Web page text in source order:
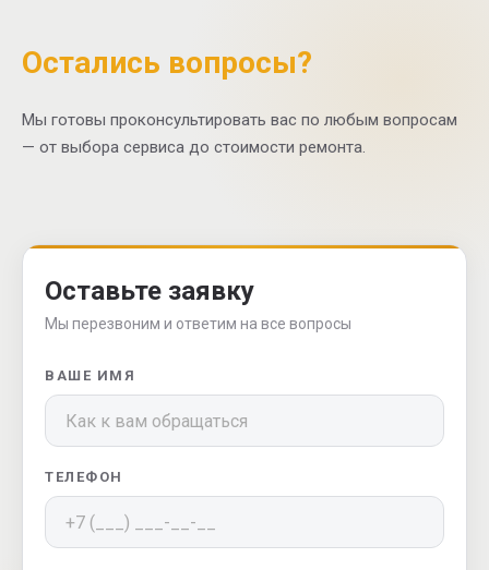
Остались вопросы?
Мы готовы проконсультировать вас по любым вопросам
— от выбора сервиса до стоимости ремонта.
Оставьте заявку
Мы перезвоним и ответим на все вопросы
ВАШЕ ИМЯ
ТЕЛЕФОН